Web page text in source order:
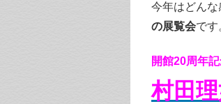
今年はどん
の展覧会です
開館20周年
村田